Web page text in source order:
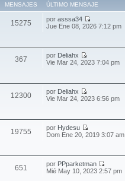
MENSAJES ÚLTIMO MENSAJE
15275 porasssa34
Jue Ene 08, 2026 7:12 pm
367 por Deliahx
Vie Mar 24, 2023 7:04 pm
12300 por Deliahx
Vie Mar 24, 2023 6:56 pm
19755 por Hydesu
Dom Ene 20, 2019 3:07 am
651 por PPparketman
Mié May 10, 2023 2:57 pm